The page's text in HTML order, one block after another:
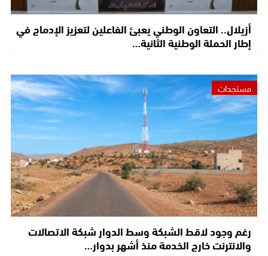
أزيلال.. التعاون الوطني يعبئ الفاعلين لتعزيز الإدماج في
إطار الحملة الوطنية الثانية…
مستجدات
رغم وجود لاقط الشبكة وسط الدوار شبكة الاتصالات
والانترنت خارج الخدمة منذ أشهر بدوار…